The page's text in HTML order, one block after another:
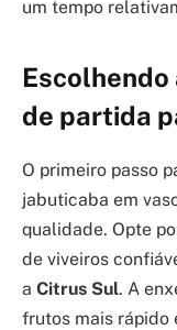
um tempo
Escolhendo
de partida
O primeiro passo
jabuticaba em
qualidade. Opte
de viveiros
a Citrus Sul. A
frutos mais rápido